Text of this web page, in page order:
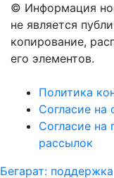
© Информация
не является
копирование,
его элементов.
Политика
Согласие на
Согласие на
рассылок
Бегарат: поддержка